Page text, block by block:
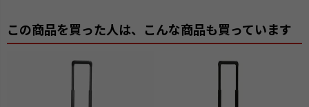
この商品を買った人は、こんな商品も買っています